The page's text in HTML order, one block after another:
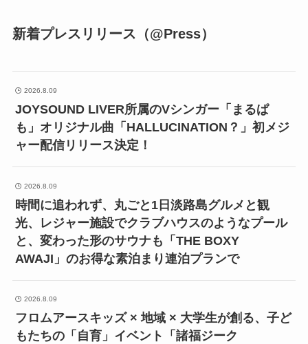
新着プレスリリース（@Press）
2026.8.09
JOYSOUND LIVER所属のVシンガー「まるぱ
も」オリジナル曲「HALLUCINATION？」初メジ
ャー配信リリース決定！
2026.8.09
時間に追われず、丸ごと1日淡路島グルメと観
光、レジャー施設でクラブハウスのようなプール
と、変わった形のサウナも「THE BOXY
AWAJI」のお得な素泊まり連泊プランで
2026.8.09
フロムアースキッズ × 地域 × 大学生が創る、子ど
もたちの「自育」イベント「諸福ジーク